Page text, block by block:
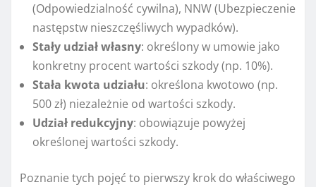
(Odpowiedzialność cywilna), NNW (Ubezpieczenie
następstw nieszczęśliwych wypadków).
Stały udział własny: określony w umowie jako
konkretny procent wartości szkody (np. 10%).
Stała kwota udziału: określona kwotowo (np.
500 zł) niezależnie od wartości szkody.
Udział redukcyjny: obowiązuje powyżej
określonej wartości szkody.
Poznanie tych pojęć to pierwszy krok do właściwego